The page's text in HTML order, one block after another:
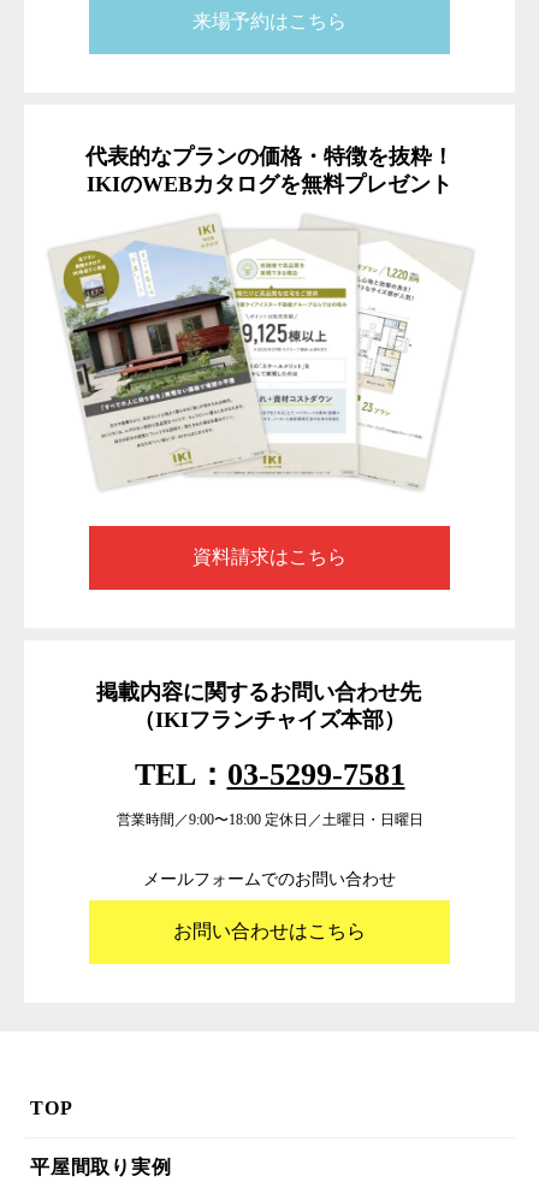
来場予約はこちら
代表的なプランの価格・特徴を抜粋！
IKIのWEBカタログを無料プレゼント
資料請求はこちら
掲載内容に関するお問い合わせ先
（IKIフランチャイズ本部）
TEL： 03-5299-7581
営業時間／9:00〜18:00 定休日／土曜日・日曜日
メールフォームでのお問い合わせ
お問い合わせはこちら
TOP
平屋間取り実例